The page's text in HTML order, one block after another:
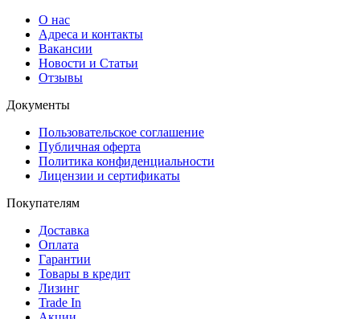
О нас
Адреса и контакты
Вакансии
Новости и Статьи
Отзывы
Документы
Пользовательское соглашение
Публичная оферта
Политика конфиденциальности
Лицензии и сертификаты
Покупателям
Доставка
Оплата
Гарантии
Товары в кредит
Лизинг
Trade In